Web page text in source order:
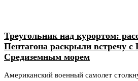
Треугольник над курортом:
Пентагона раскрыли встречу
Средиземным морем
Американский военный самолет